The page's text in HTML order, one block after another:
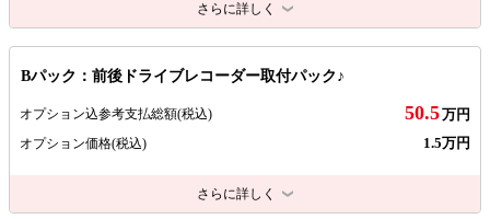
さらに詳しく
Bパック：前後ドライブレコーダー取付パック♪
オプション込参考支払総額(税込) 50.5万円
オプション価格(税込) 1.5万円
さらに詳しく